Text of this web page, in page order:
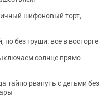
шифоновый торт,
но без груши: все в восторге
солнце прямо
тайно рвануть с детьми без